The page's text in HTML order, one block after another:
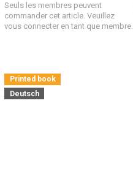
Seuls les membres peuvent
commander cet article. Veuillez
vous connecter en tant que membre.
Printed book
Deutsch